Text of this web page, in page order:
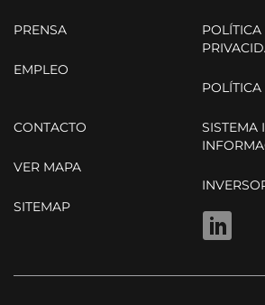
PRENSA
EMPLEO
CONTACTO
VER MAPA
SITEMAP
SISTEMA
LINKEDIN